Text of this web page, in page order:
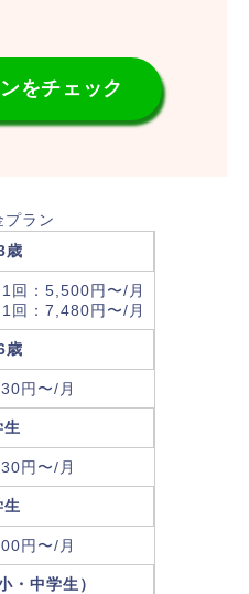
をチェック
プラン
歳
回：5,500円〜/月
回：7,480円〜/月
歳
円〜/月
生
円〜/月
生
円〜/月
・中学生）